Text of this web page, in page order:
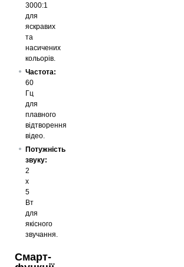
3000:1
для
яскравих
та
насичених
кольорів.
Частота:
60
Гц
для
плавного
відтворення
відео.
Потужність
звуку:
2
x
5
Вт
для
якісного
звучання.
Смарт-